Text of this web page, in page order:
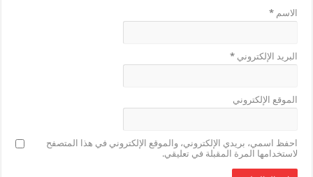
الاسم*
البريد الإلكتروني*
الموقع الإلكتروني
احفظ اسمي، بريدي الإلكتروني، والموقع الإلكتروني في هذا المتصفح
لاستخدامها المرة المقبلة في تعليقي.